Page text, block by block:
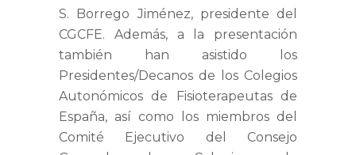
S. Borrego Jiménez, presidente del
CGCFE. Además, a la presentación
también han asistido los
Presidentes/Decanos de los Colegios
Autonómicos de Fisioterapeutas de
España, así como los miembros del
Comité Ejecutivo del Consejo